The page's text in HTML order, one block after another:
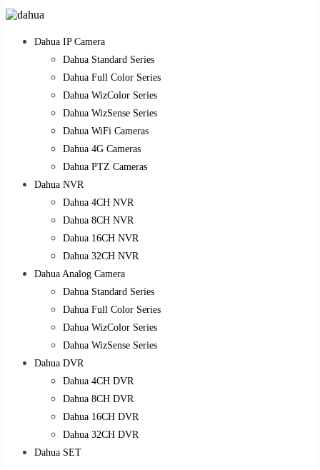
Dahua IP Camera
Dahua Standard Series
Dahua Full Color Series
Dahua WizColor Series
Dahua WizSense Series
Dahua WiFi Cameras
Dahua 4G Cameras
Dahua PTZ Cameras
Dahua NVR
Dahua 4CH NVR
Dahua 8CH NVR
Dahua 16CH NVR
Dahua 32CH NVR
Dahua Analog Camera
Dahua Standard Series
Dahua Full Color Series
Dahua WizColor Series
Dahua WizSense Series
Dahua DVR
Dahua 4CH DVR
Dahua 8CH DVR
Dahua 16CH DVR
Dahua 32CH DVR
Dahua SET